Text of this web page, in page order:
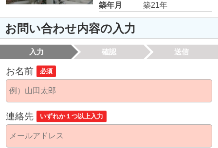
築年月
築21年
お問い合わせ内容の入力
入力 確認 送信
お名前 必須
連絡先 いずれか１つ以上入力